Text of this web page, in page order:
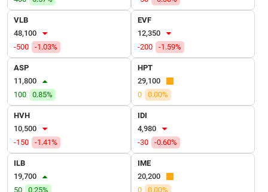
VLB
48,100
-500
-1.03%
EVF
12,350
-200
-1.59%
ASP
11,800
100
0.85%
HPT
29,100
0
0.00%
HVH
10,500
-150
-1.41%
IDI
4,980
-30
-0.60%
ILB
19,700
50
0.25%
IME
20,200
0
0.00%
VỤ
TRUYỀN
THÔNG
TIỆN
ÍCH
BẤT
ĐỘNG
SẢN